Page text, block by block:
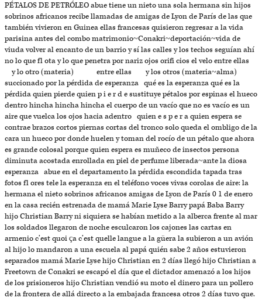
PÉTALOS DE PETRÓLEO abue tiene un nieto una sola hermana sin hijos
sobrinos africanos recibe llamadas de amigas de Lyon de París de las que
también vivieron en Guinea ellas francesas quisieron regresar a la vida
parisina antes del combo matrimonio~Conakri~deportación~vida de
viuda volver al encanto de un barrio y sí las calles y los techos seguían ahí
no lo que fl ota y lo que penetra por nariz ojos orifi cios el velo entre ellas
y lo otro (materia) entre ellas y los otros (materia~alma)
succionado por la pérdida de esperanza qué es la esperanza qué es la
pérdida quien pierde quien p i e r d e sustituye pétalos por espinas el hueco
dentro hincha hincha hincha el cuerpo de un vacío que no es vacío es un
aire que vuelca los ojos hacia adentro quien e s p e r a quien espera se
contrae brazos cortos piernas cortas del tronco solo queda el ombligo de la
cara un hueco por donde huelen y toman del rocío de un pétalo que ahora
es grande colosal porque quien espera es muñeco de insectos persona
diminuta acostada enrollada en piel de perfume liberada~ante la diosa
esperanza abue en el departamento la pérdida escondida tapada tras
fotos fl ores tele la esperanza en el teléfono voces vivas corolas de aire: la
hermana el nieto sobrinos africanos amigas de Lyon de París 0 1 de enero
en la casa recién estrenada de mamá Marie Lyse Barry papá Baba Barry
hijo Christian Barry ni siquiera se habían metido a la alberca frente al mar
los soldados llegaron de noche esculcaron los cajones las cartas en
armenio c’est quoi ça c’est quelle langue a la güera la subieron a un avión
al hijo lo mandaron a una escuela al papá quién sabe 2 años estuvieron
separados mamá Marie Lyse hijo Christian en 2 días llegó hijo Christian a
Freetown de Conakri se escapó el día que el dictador amenazó a los hijos
de los prisioneros hijo Christian vendió su moto el dinero para un pollero
de la frontera de allá directo a la embajada francesa otros 2 días tuvo que.